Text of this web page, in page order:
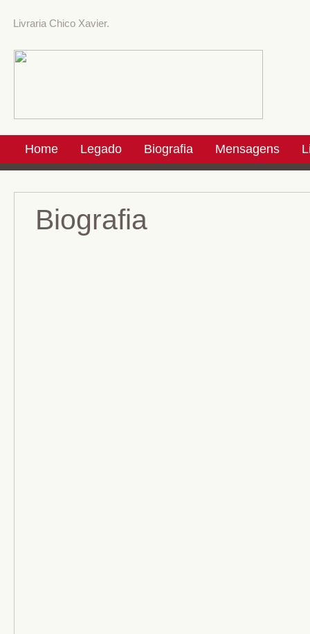
Livraria Chico Xavier.
Home Legado Biografia Mensagens
Biografia